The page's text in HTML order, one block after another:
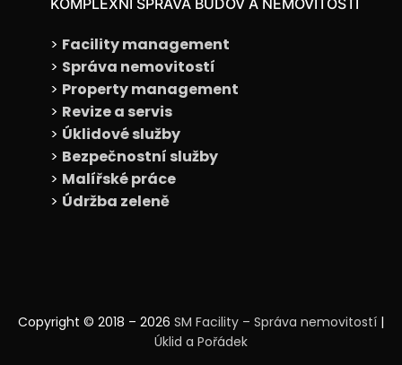
> Facility management
> Správa nemovitostí
> Property management
> Revize a servis
> Úklidové služby
> Bezpečnostní služby
> Malířské práce
> Údržba zeleně
Copyright © 2018 – 2026 SM Facility – Správa nemovitostí |
Úklid a Pořádek